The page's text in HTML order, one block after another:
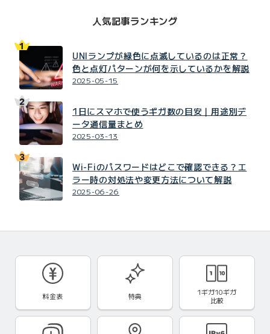
人気記事ランキング
UNIランプが緑色に点滅しているのは正常？
色と点灯パターンが何を示しているかを解説
2025-05-15
1日にスマホで使うギガ数の目安｜用途別デ
ータ通信量まとめ
2025-03-13
Wi-Fiのパスワードはどこで確認できる？エ
ラー時の対処法や変更方法について解説
2025-06-26
料金表 特典
1ギガ10ギガ
比較